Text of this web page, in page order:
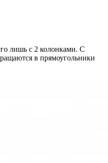
лишь с 2 колонками. С
в прямоугольники